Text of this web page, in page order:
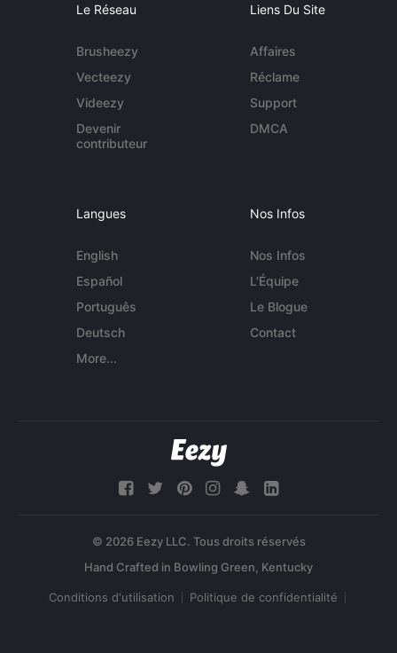
Le Réseau
Brusheezy
Vecteezy
Videezy
Devenir
contributeur
Liens Du Site
Affaires
Réclame
Support
DMCA
Langues
English
Español
Português
Deutsch
More...
Nos Infos
Nos Infos
L'Équipe
Le Blogue
Contact
© 2026 Eezy LLC. Tous droits réservés
Conditions d'utilisation Politique de confidentialité